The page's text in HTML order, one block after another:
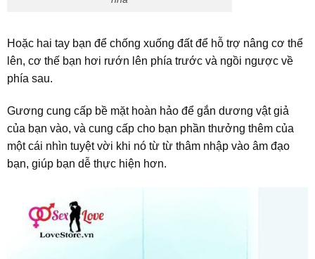
Hoặc hai tay bạn để chống xuống đất để hỗ trợ nâng cơ thể
lên, cơ thế bạn hơi rướn lên phía trước và ngồi ngược về
phía sau.
Gương cung cấp bề mặt hoàn hảo để gắn dương vật giả
của bạn vào, và cung cấp cho bạn phần thưởng thêm của
một cái nhìn tuyệt vời khi nó từ từ thâm nhập vào âm đạo
bạn, giúp bạn dễ thực hiện hơn.